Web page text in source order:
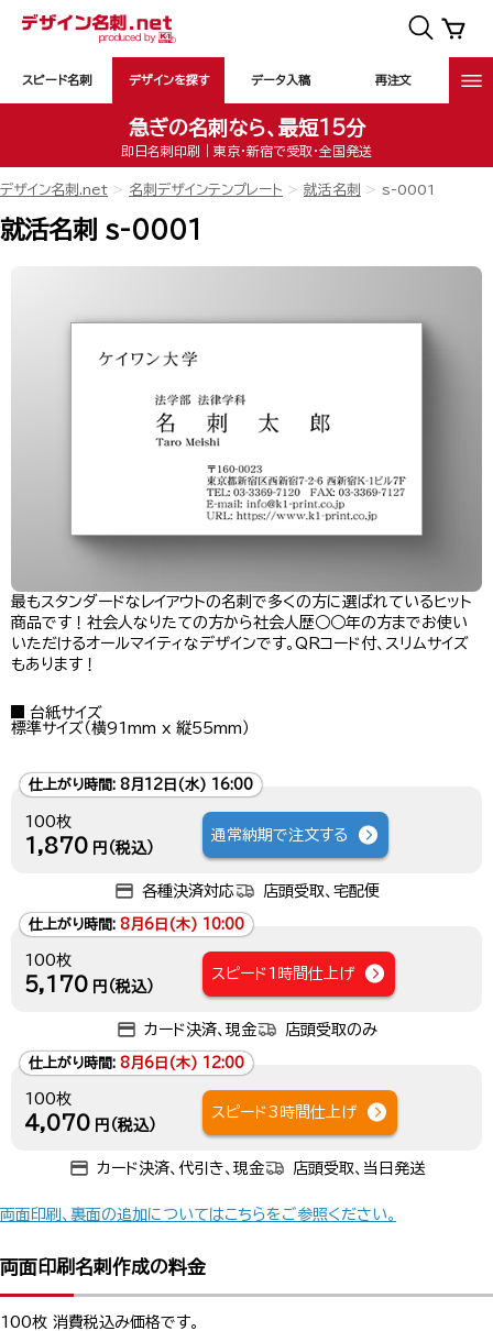
スピード名刺 デザインを探す データ入稿 再注文
急ぎの名刺なら、最短15分
即日名刺印刷｜東京・新宿で受取・全国発送
デザイン名刺.net 名刺デザインテンプレート 就活名刺 s-0001
就活名刺 s-0001
最もスタンダードなレイアウトの名刺で多くの方に選ばれているヒット
商品です！社会人なりたての方から社会人歴○○年の方までお使い
いただけるオールマイティなデザインです。QRコード付、スリムサイズ
もあります！
台紙サイズ
標準サイズ（横91mm x 縦55mm）
仕上がり時間: 8月12日(水) 16:00
100枚
1,870 円（税込）
通常納期で注文する
各種決済対応 店頭受取、宅配便
仕上がり時間: 8月6日(木) 10:00
100枚
5,170 円（税込）
スピード1時間仕上げ
カード決済、現金 店頭受取のみ
仕上がり時間: 8月6日(木) 12:00
100枚
4,070 円（税込）
スピード3時間仕上げ
カード決済、代引き、現金 店頭受取、当日発送
両面印刷、裏面の追加についてはこちらをご参照ください。
両面印刷名刺作成の料金
100枚 消費税込み価格です。